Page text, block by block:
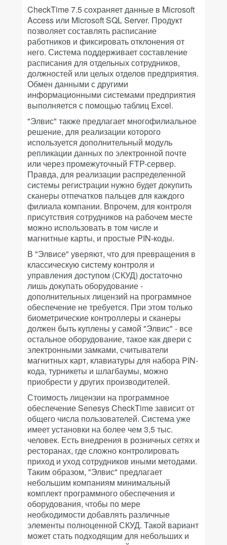
CheckTime 7.5 сохраняет данные в Microsoft
Access или Microsoft SQL Server. Продукт
позволяет составлять расписание
работников и фиксировать отклонения от
него. Система поддерживает составление
расписания для отдельных сотрудников,
должностей или целых отделов предприятия.
Обмен данными с другими
информационными системами предприятия
выполняется с помощью таблиц Excel.
"Элвис" также предлагает многофилиальное
решение, для реализации которого
используется дополнительный модуль
репликации данных по электронной почте
или через промежуточный FTP-сервер.
Правда, для реализации распределенной
системы регистрации нужно будет докупить
сканеры отпечатков пальцев для каждого
филиала компании. Впрочем, для контроля
присутствия сотрудников на рабочем месте
можно использовать в том числе и
магнитные карты, и простые PIN-коды.
В "Элвисе" уверяют, что для превращения в
классическую систему контроля и
управления доступом (СКУД) достаточно
лишь докупать оборудование -
дополнительных лицензий на программное
обеспечение не требуется. При этом только
биометрические контроллеры и сканеры
должен быть куплены у самой "Элвис" - все
остальное оборудование, такое как двери с
электронными замками, считыватели
магнитных карт, клавиатуры для набора PIN-
кода, турникеты и шлагбаумы, можно
приобрести у других производителей.
Стоимость лицензии на программное
обеспечение Senesys CheckTime зависит от
общего числа пользователей. Система уже
имеет установки на более чем 3,5 тыс.
человек. Есть внедрения в розничных сетях и
ресторанах, где сложно контролировать
приход и уход сотрудников иными методами.
Таким образом, "Элвис" предлагает
небольшим компаниям минимальный
комплект программного обеспечения и
оборудования, чтобы по мере
необходимости добавлять различные
элементы полноценной СКУД. Такой вариант
может стать подходящим для небольших и